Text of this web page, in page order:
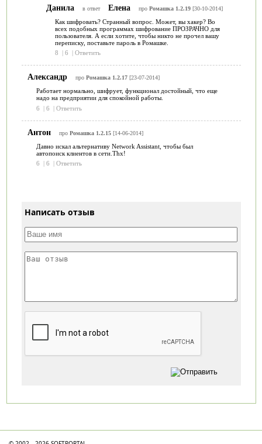
Данила в ответ Елена про Ромашка 1.2.19[30-10-2014]
Как шифровать? Странный вопрос. Может, вы хакер? Во
всех подобных программах шифрование ПРОЗРАЧНО для
пользователя. А если хотите, чтобы никто не прочел вашу
переписку, поставьте пароль в Ромашке.
8
| 6 | Ответить
Александр про Ромашка 1.2.17[23-07-2014]
Работает нормально, шифрует, функционал достойный, что еще
надо на предприятии для спокойной работы.
6
| 6 | Ответить
Антон про Ромашка 1.2.15[14-06-2014]
Давно искал альтернативу Network Assistant, чтобы был
автопоиск клиентов в сети.Thx!
6
| 6 | Ответить
Написать отзыв